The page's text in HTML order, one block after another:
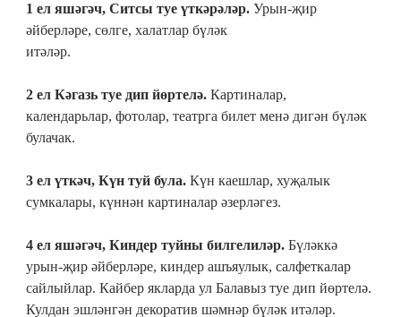
1 ел яшәгәч, Ситсы туе үткәрәләр. Урын-җир
әйберләре, сөлге, халатлар бүләк
итәләр.
2 ел Кәгазь туе дип йөртелә. Картиналар,
календарьлар, фотолар, театрга билет менә дигән бүләк
булачак.
3 ел үткәч, Күн туй була. Күн каешлар, хуҗалык
сумкалары, күннән картиналар әзерләгез.
4 ел яшәгәч, Киндер туйны билгелиләр. Бүләккә
урын-җир әйберләре, киндер ашъяулык, салфеткалар
сайлыйлар. Кайбер якларда ул Балавыз туе дип йөртелә.
Кулдан эшләнгән декоратив шәмнәр бүләк итәләр.